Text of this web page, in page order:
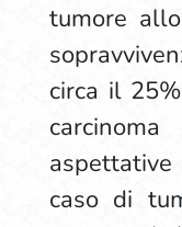
tumore
circa il
caso di